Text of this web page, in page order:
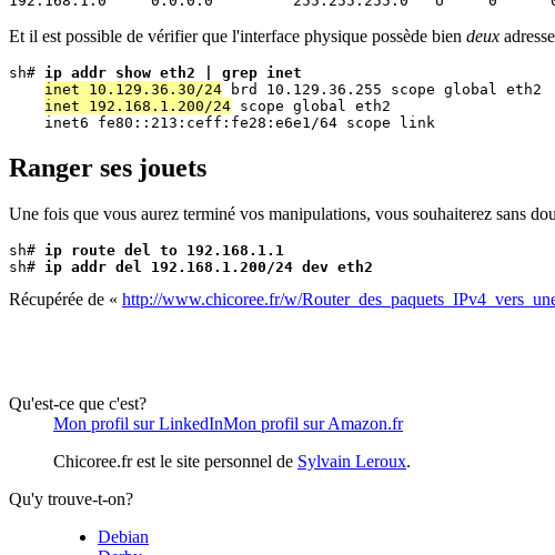
Et il est possible de vérifier que l'interface physique possède bien deux
sh# ip addr show eth2 | grep inet
inet 10.129.36.30/24 brd 10.129.36.255 scope global eth2
inet 192.168.1.200/24 scope global eth2
Ranger ses jouets
Une fois que vous aurez terminé vos manipulations, vous souhaiterez sans
sh# ip route del to 192.168.1.1
sh# ip addr del 192.168.1.200/24 dev eth2
Récupérée de « http://www.chicoree.fr/w/
Qu'est-ce que c'est?
Mon profil sur LinkedInMon profil sur Amazon.fr
Chicoree.fr est le site personnel de Sylvain Leroux.
Qu'y trouve-t-on?
Debian